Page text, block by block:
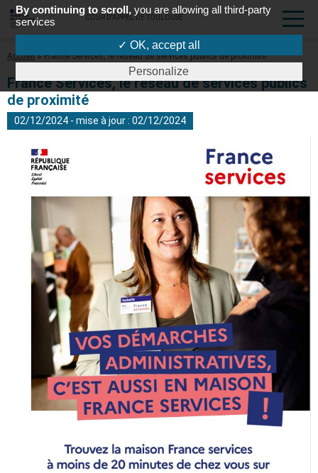
COUR D'APPEL DE TOULOUSE
Fil
Accueil France Services, le réseau de services publics de proximité
France Services, le réseau de services publics
de proximité
02/12/2024 - mise à jour : 02/12/2024
By continuing to scroll, you are allowing all third-party
services
✓ OK, accept all
Personalize